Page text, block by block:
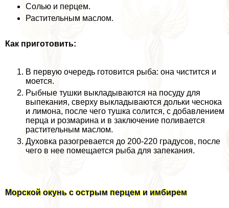
Солью и перцем.
Растительным маслом.
Как приготовить:
В первую очередь готовится рыба: она чистится и
моется.
Рыбные тушки выкладываются на посуду для
выпекания, сверху выкладываются дольки чеснока
и лимона, после чего тушка солится, с добавлением
перца и розмарина и в заключение поливается
растительным маслом.
Духовка разогревается до 200-220 градусов, после
чего в нее помещается рыба для запекания.
Морской окунь с острым перцем и имбирем